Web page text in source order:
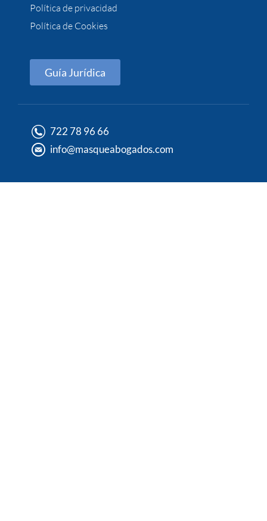
Política de privacidad
Política de Cookies
Guía Jurídica
722 78 96 66
info@masqueabogados.com